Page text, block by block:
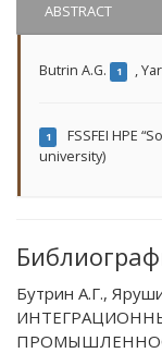
ABSTRACT
Butrin A.G. 1 ,
1
FSSFEI HPE
university)
Бутрин А.Г.,